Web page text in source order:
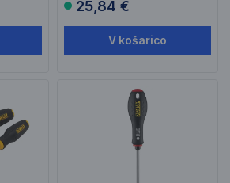
25,84 €
V košarico